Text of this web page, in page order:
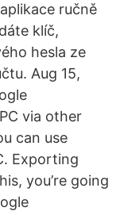
ručně
klíč,
hesla ze
Aug 15,
via other
can use
Exporting
you’re going